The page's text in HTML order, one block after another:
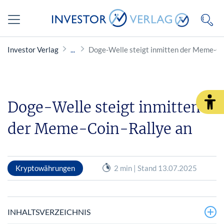
Investor Verlag Doge-Welle steigt inmitten der Meme-
Doge-Welle steigt inmitten
der Meme-Coin-Rallye an
Kryptowährungen 2 min | Stand 13.07.2025
INHALTSVERZEICHNIS